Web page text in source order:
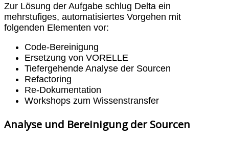
Zur Lösung der Aufgabe schlug Delta ein
mehrstufiges, automatisiertes Vorgehen mit
folgenden Elementen vor:
Code-Bereinigung
Ersetzung von VORELLE
Tiefergehende Analyse der Sourcen
Refactoring
Re-Dokumentation
Workshops zum Wissenstransfer
Analyse und Bereinigung der Sourcen